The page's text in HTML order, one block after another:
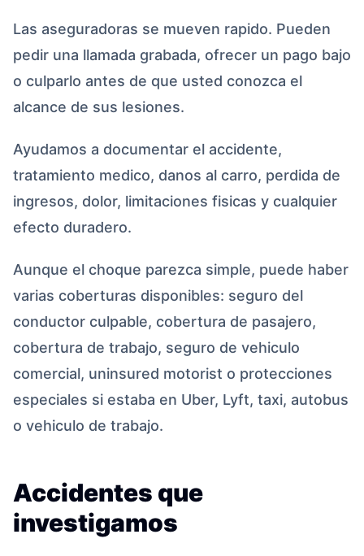
Las aseguradoras se mueven rapido. Pueden
pedir una llamada grabada, ofrecer un pago bajo
o culparlo antes de que usted conozca el
alcance de sus lesiones.
Ayudamos a documentar el accidente,
tratamiento medico, danos al carro, perdida de
ingresos, dolor, limitaciones fisicas y cualquier
efecto duradero.
Aunque el choque parezca simple, puede haber
varias coberturas disponibles: seguro del
conductor culpable, cobertura de pasajero,
cobertura de trabajo, seguro de vehiculo
comercial, uninsured motorist o protecciones
especiales si estaba en Uber, Lyft, taxi, autobus
o vehiculo de trabajo.
Accidentes que
investigamos